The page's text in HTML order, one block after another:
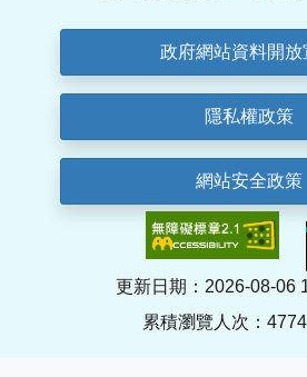
政府網站資料開放
隱私權政策
網站安全政策
更新日期：2026-08-06
累積瀏覽人次：